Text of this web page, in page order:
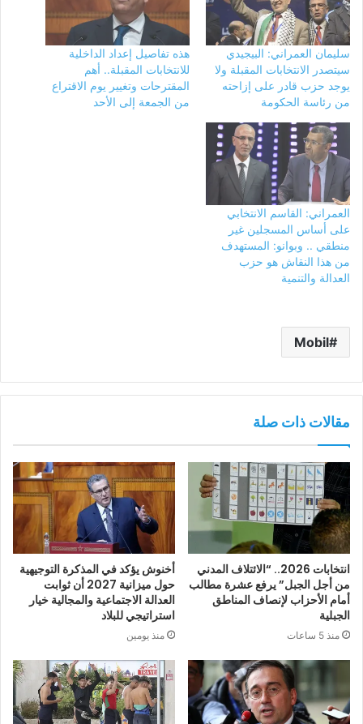
سليمان العمراني: البيجيدي
سيتصدر الانتخابات المقبلة ولا
يوجد حزب قادر على إزاحته
من رئاسة الحكومة
هذه تفاصيل إعداد الداخلية
للانتخابات المقبلة.. أهم
المقترحات وتغيير يوم الاقتراع
من الجمعة إلى الأحد
العمراني: القاسم الانتخابي
على أساس المسجلين غير
منطقي .. وبوانو: المستهدف
من هذا النقاش هو حزب
العدالة والتنمية
Mobil
مقالات ذات صلة
انتخابات 2026.. “الائتلاف المدني
من أجل الجبل” يرفع عشرة مطالب
أمام الأحزاب لإنصاف المناطق
الجبلية
منذ 5 ساعات
أخنوش يؤكد في المذكرة التوجيهية
حول ميزانية 2027 أن ثوابت
العدالة الاجتماعية والمجالية خيار
استراتيجي للبلاد
منذ يومين